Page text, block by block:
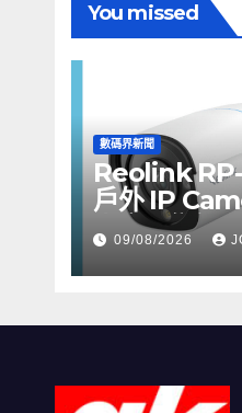
You missed
數碼界新聞
Reolink
戶外 IP
上市，售價
09/08/2026